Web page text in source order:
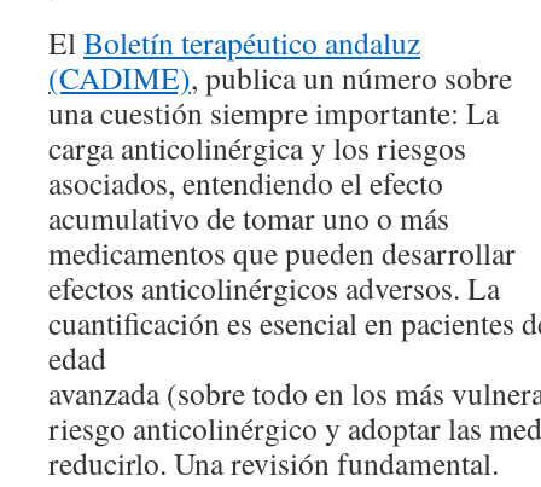
ElBoletín terapéutico andaluz
(CADIME), publica un número sobre
una cuestión siempre importante: La
carga anticolinérgica y los riesgos
asociados, entendiendo el efecto
acumulativo de tomar uno o más
medicamentos que pueden desarrollar
efectos anticolinérgicos adversos. La
cuantificación es esencial en pacientes
edad
avanzada (sobre todo en los más
riesgo anticolinérgico y adoptar las
reducirlo. Una revisión fundamental.